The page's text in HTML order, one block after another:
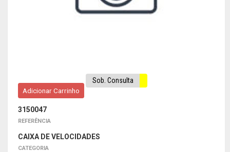
Adicionar Carrinho
Sob. Consulta
3150047
REFERÊNCIA
CAIXA DE VELOCIDADES
CATEGORIA